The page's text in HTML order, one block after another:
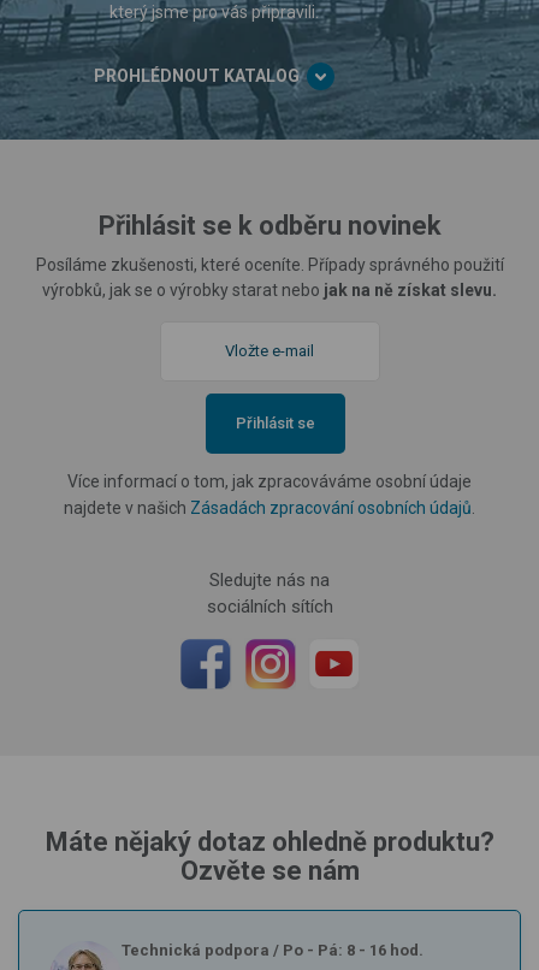
který jsme pro vás připravili.
PROHLÉDNOUT KATALOG
Přihlásit se k odběru novinek
Posíláme zkušenosti, které oceníte. Případy správného použití
výrobků, jak se o výrobky starat nebo jak na ně získat slevu.
Přihlásit se
Více informací o tom, jak zpracováváme osobní údaje
najdete v našich Zásadách zpracování osobních údajů
Sledujte nás na
sociálních sítích
Máte nějaký dotaz ohledně produktu?
Ozvěte se nám
Technická podpora / Po - Pá: 8 - 16 hod.